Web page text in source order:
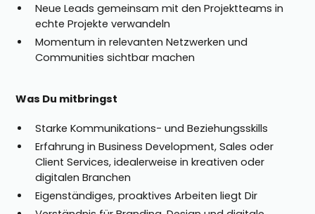
Neue Leads gemeinsam mit den Projektteams in
echte Projekte verwandeln
Momentum in relevanten Netzwerken und
Communities sichtbar machen
Was Du mitbringst
Starke Kommunikations- und Beziehungsskills
Erfahrung in Business Development, Sales oder
Client Services, idealerweise in kreativen oder
digitalen Branchen
Eigenständiges, proaktives Arbeiten liegt Dir